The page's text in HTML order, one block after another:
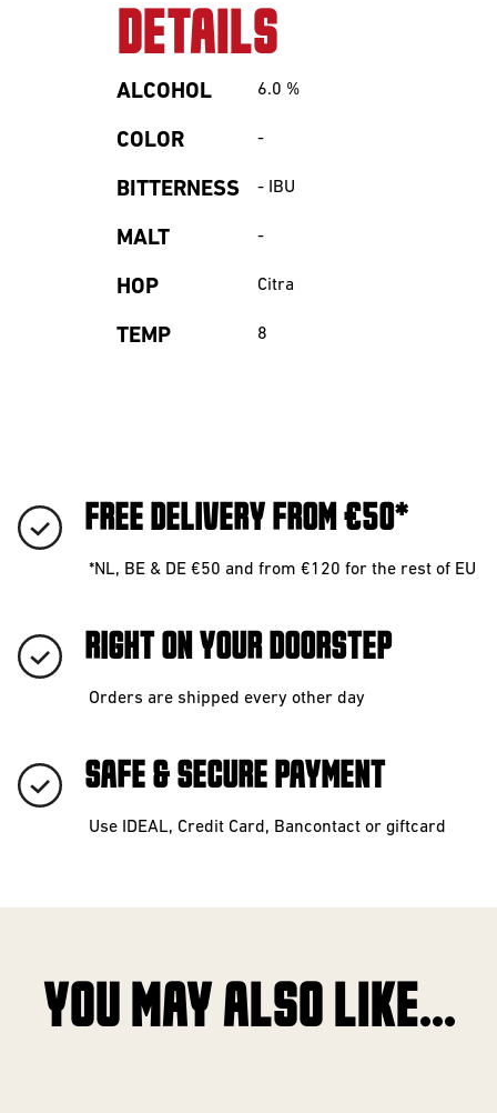
DETAILS
ALCOHOL 6.0 %
COLOR -
BITTERNESS - IBU
MALT -
HOP Citra
TEMP 8
FREE DELIVERY FROM €50*
*NL, BE & DE €50 and from €120 for the rest of EU
RIGHT ON YOUR DOORSTEP
Orders are shipped every other day
SAFE & SECURE PAYMENT
Use IDEAL, Credit Card, Bancontact or giftcard
YOU MAY ALSO LIKE...